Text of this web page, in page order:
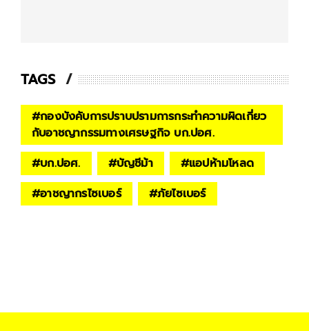
TAGS
#กองบังคับการปราบปรามการกระทำความผิดเกี่ยว
กับอาชญากรรมทางเศรษฐกิจ บก.ปอศ.
#บก.ปอศ. #บัญชีม้า #แอปห้ามโหลด
#อาชญากรไซเบอร์ #ภัยไซเบอร์